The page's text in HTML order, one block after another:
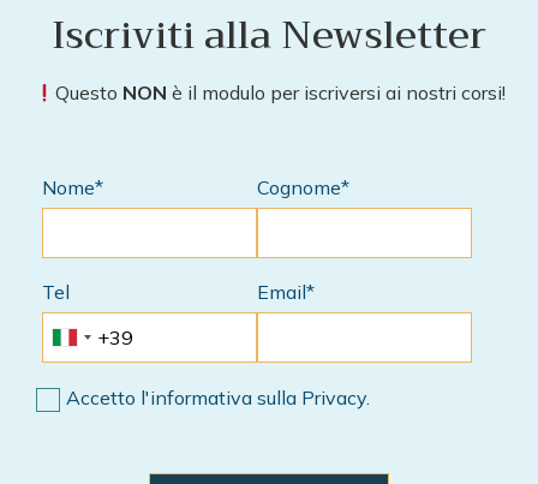
Iscriviti alla Newsletter
Questo NON è il modulo per iscriversi ai nostri corsi!
Nome* Cognome*
Tel Email*
Accetto l'informativa sulla Privacy.